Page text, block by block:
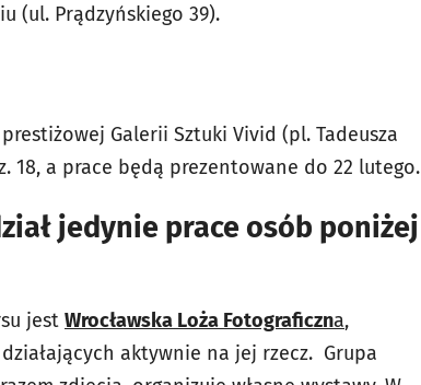
(ul. Prądzyńskiego 39).
Galerii Sztuki Vivid (pl. Tadeusza
18, a prace będą prezentowane do 22 lutego.
jedynie prace osób poniżej
jest Wrocławska Loża Fotograficzna,
aktywnie na jej rzecz. Grupa